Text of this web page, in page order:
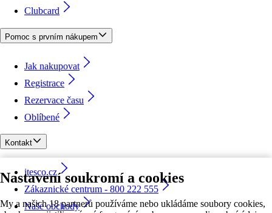
Nastavení soukromí a cookies
My a našich 18 partnerů používáme nebo ukládáme soubory cookies,
Clubcard
Pomoc s prvním nákupem
Jak nakupovat
Registrace
Rezervace času
Oblíbené
Kontakt
itesco.cz
Zákaznické centrum - 800 222 555
Naše obchody